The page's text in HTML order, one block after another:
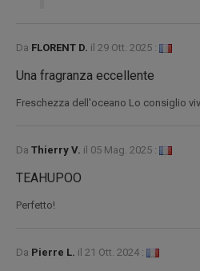
Da FLORENT D. il 29 Ott. 2025 :
Una fragranza eccellente
Freschezza dell'oceano Lo consiglio
Da Thierry V. il 05 Mag. 2025 :
TEAHUPOO
Perfetto!
Da Pierre L. il 21 Ott. 2024 :